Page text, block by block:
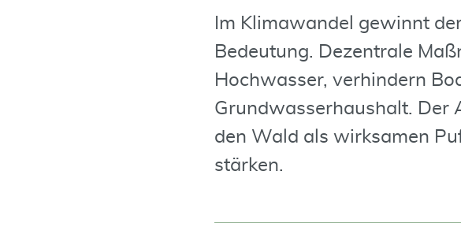
Im Klimawandel gewinnt
Bedeutung. Dezentrale
Hochwasser, verhindern
Grundwasserhaushalt. Der
den Wald als wirksamen
stärken.